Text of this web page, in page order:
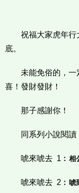
祝福大家虎年行
底。
未能免俗的，
喜！發財發財！
那子感謝你！
同系列小說閱讀
唬來唬去 1︰ 相
唬來唬去 2︰ 唬